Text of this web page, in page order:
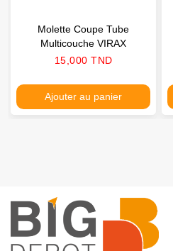
Molette Coupe Tube
Multicouche VIRAX
Prix
15,000 TND
Ajouter au panier